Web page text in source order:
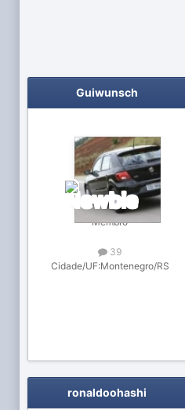
Guiwunsch
Membro
39
Cidade/UF:Montenegro/RS
ronaldoohashi